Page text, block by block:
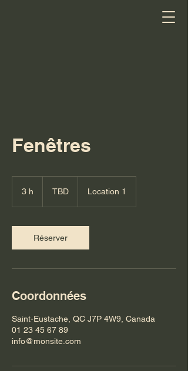
Fenêtres
3 h TBD Location 1
Réserver
Coordonnées
Saint-Eustache, QC J7P 4W9, Canada
01 23 45 67 89
info@monsite.com